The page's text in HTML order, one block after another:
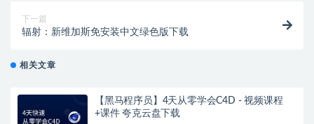
下一篇
辐射：新维加斯免安装中文绿色版下载
相关文章
【黑马程序员】4天从零学会C4D - 视频课程
+课件 夸克云盘下载